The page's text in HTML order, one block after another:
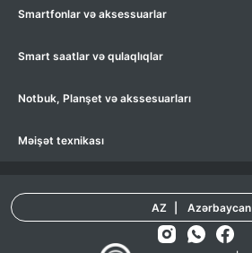
Smartfonlar və aksessuarlar
Smart saatlar və qulaqlıqlar
Notbuk, Planşet və akssesuarları
Məişət texnikası
AZ Azərbaycan